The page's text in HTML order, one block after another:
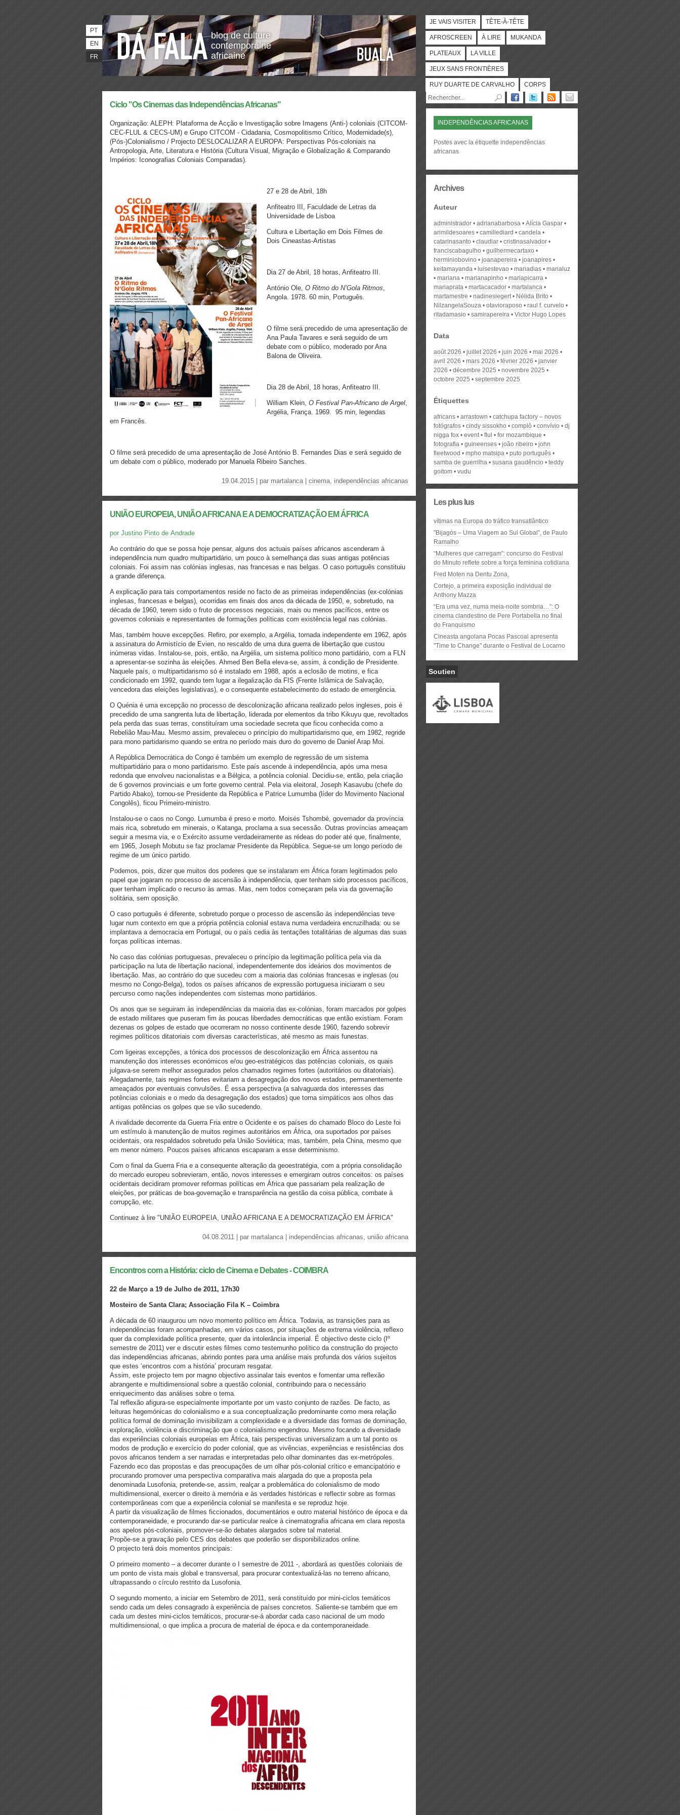
blog de culture
contemporaine
africaine
PT
EN
FR
JE VAIS VISITER TÊTE-À-TÊTE
AFROSCREEN À LIRE MUKANDA
PLATEAUX LA VILLE
JEUX SANS FRONTIÈRES
RUY DUARTE DE CARVALHO CORPS
Ciclo "Os Cinemas das Independências Africanas"
Organização: ALEPH: Plataforma de Acção e Investigação sobre Imagens (Anti-) coloniais (CITCOM-
CEC-FLUL & CECS-UM) e Grupo CITCOM - Cidadania, Cosmopolitismo Crítico, Modernidade(s),
(Pós-)Colonialismo / Projecto DESLOCALIZAR A EUROPA: Perspectivas Pós-coloniais na
Antropologia, Arte, Literatura e História (Cultura Visual, Migração e Globalização & Comparando
Impérios: Iconografias Coloniais Comparadas).
27 e 28 de Abril, 18h
Anfiteatro III, Faculdade de Letras da
Universidade de Lisboa
Cultura e Libertação em Dois Filmes de
Dois Cineastas-Artistas
Dia 27 de Abril, 18 horas, Anfiteatro III.
António Ole, O Ritmo do N’Gola Ritmos,
Angola. 1978. 60 min, Português.
O filme será precedido de uma apresentação de
Ana Paula Tavares e será seguido de um
debate com o público, moderado por Ana
Balona de Oliveira.
Dia 28 de Abril, 18 horas, Anfiteatro III.
William Klein, O Festival Pan-Africano de Argel,
Argélia, França. 1969. 95 min, legendas
em Francês.
O filme será precedido de uma apresentação de José António B. Fernandes Dias e será seguido de
um debate com o público, moderado por Manuela Ribeiro Sanches.
19.04.2015 | par martalanca| cinema, independências africanas
UNIÃO EUROPEIA, UNIÃO AFRICANA E A DEMOCRATIZAÇÃO EM ÁFRICA
por Justino Pinto de Andrade
Ao contrário do que se possa hoje pensar, alguns dos actuais países africanos ascenderam à
independência num quadro multipartidário, um pouco à semelhança das suas antigas potências
coloniais. Foi assim nas colónias inglesas, nas francesas e nas belgas. O caso português constituiu
a grande diferença.
A explicação para tais comportamentos reside no facto de as primeiras independências (ex-colónias
inglesas, francesas e belgas), ocorridas em finais dos anos da década de 1950, e, sobretudo, na
década de 1960, terem sido o fruto de processos negociais, mais ou menos pacíficos, entre os
governos coloniais e representantes de formações políticas com existência legal nas colónias.
Mas, também houve excepções. Refiro, por exemplo, a Argélia, tornada independente em 1962, após
a assinatura do Armistício de Evien, no rescaldo de uma dura guerra de libertação que custou
inúmeras vidas. Instalou-se, pois, então, na Argélia, um sistema político mono partidário, com a FLN
a apresentar-se sozinha às eleições. Ahmed Ben Bella eleva-se, assim, à condição de Presidente.
Naquele país, o multipartidarismo só é instalado em 1988, após a eclosão de motins, e fica
condicionado em 1992, quando tem lugar a ilegalização da FIS (Frente Islâmica de Salvação,
vencedora das eleições legislativas), e o consequente estabelecimento do estado de emergência.
O Quénia é uma excepção no processo de descolonização africana realizado pelos ingleses, pois é
precedido de uma sangrenta luta de libertação, liderada por elementos da tribo Kikuyu que, revoltados
pela perda das suas terras, constituíram uma sociedade secreta que ficou conhecida como a
Rebelião Mau-Mau. Mesmo assim, prevaleceu o princípio do multipartidarismo que, em 1982, regride
para mono partidarismo quando se entra no período mais duro do governo de Daniel Arap Moi.
A República Democrática do Congo é também um exemplo de regressão de um sistema
multipartidário para o mono partidarismo. Este país ascende à independência, após uma mesa
redonda que envolveu nacionalistas e a Bélgica, a potência colonial. Decidiu-se, então, pela criação
de 6 governos provinciais e um forte governo central. Pela via eleitoral, Joseph Kasavubu (chefe do
Partido Abako), tornou-se Presidente da República e Patrice Lumumba (líder do Movimento Nacional
Congolês), ficou Primeiro-ministro.
Instalou-se o caos no Congo. Lumumba é preso e morto. Moisés Tshombé, governador da província
mais rica, sobretudo em minerais, o Katanga, proclama a sua secessão. Outras províncias ameaçam
seguir a mesma via, e o Exército assume verdadeiramente as rédeas do poder até que, finalmente,
em 1965, Joseph Mobutu se faz proclamar Presidente da República. Segue-se um longo período de
regime de um único partido.
Podemos, pois, dizer que muitos dos poderes que se instalaram em África foram legitimados pelo
papel que jogaram no processo de ascensão à independência, quer tenham sido processos pacíficos,
quer tenham implicado o recurso às armas. Mas, nem todos começaram pela via da governação
solitária, sem oposição.
O caso português é diferente, sobretudo porque o processo de ascensão às independências teve
lugar num contexto em que a própria potência colonial estava numa verdadeira encruzilhada: ou se
implantava a democracia em Portugal, ou o país cedia às tentações totalitárias de algumas das suas
forças políticas internas.
No caso das colónias portuguesas, prevaleceu o princípio da legitimação política pela via da
participação na luta de libertação nacional, independentemente dos ideários dos movimentos de
libertação. Mas, ao contrário do que sucedeu com a maioria das colónias francesas e inglesas (ou
mesmo no Congo-Belga), todos os países africanos de expressão portuguesa iniciaram o seu
percurso como nações independentes com sistemas mono partidários.
Os anos que se seguiram às independências da maioria das ex-colónias, foram marcados por golpes
de estado militares que puseram fim às poucas liberdades democráticas que então existiam. Foram
dezenas os golpes de estado que ocorreram no nosso continente desde 1960, fazendo sobrevir
regimes políticos ditatoriais com diversas características, até mesmo as mais funestas.
Com ligeiras excepções, a tónica dos processos de descolonização em África assentou na
manutenção dos interesses económicos e/ou geo-estratégicos das potências coloniais, os quais
julgava-se serem melhor assegurados pelos chamados regimes fortes (autoritários ou ditatoriais).
Alegadamente, tais regimes fortes evitariam a desagregação dos novos estados, permanentemente
ameaçados por eventuais convulsões. É essa perspectiva (a salvaguarda dos interesses das
potências coloniais e o medo da desagregação dos estados) que torna simpáticos aos olhos das
antigas potências os golpes que se vão sucedendo.
A rivalidade decorrente da Guerra Fria entre o Ocidente e os países do chamado Bloco do Leste foi
um estímulo à manutenção de muitos regimes autoritários em África, ora suportados por países
ocidentais, ora respaldados sobretudo pela União Soviética; mas, também, pela China, mesmo que
em menor número. Poucos países africanos escaparam a esse determinismo.
Com o final da Guerra Fria e a consequente alteração da geoestratégia, com a própria consolidação
do mercado europeu sobrevieram, então, novos interesses e emergiram outros conceitos: os países
ocidentais decidiram promover reformas políticas em África que passariam pela realização de
eleições, por práticas de boa-governação e transparência na gestão da coisa pública, combate à
corrupção, etc.
Continuez à lire "UNIÃO EUROPEIA, UNIÃO AFRICANA E A DEMOCRATIZAÇÃO EM ÁFRICA"
04.08.2011 | par martalanca| independências africanas, união africana
Encontros com a História: ciclo de Cinema e Debates - COIMBRA
22 de Março a 19 de Julho de 2011, 17h30
Mosteiro de Santa Clara; Associação Fila K – Coimbra
A década de 60 inaugurou um novo momento político em África. Todavia, as transições para as
independências foram acompanhadas, em vários casos, por situações de extrema violência, reflexo
quer da complexidade política presente, quer da intolerância imperial. É objectivo deste ciclo (Iº
semestre de 2011) ver e discutir estes filmes como testemunho político da construção do projecto
das independências africanas, abrindo pontes para uma análise mais profunda dos vários sujeitos
que estes ‘encontros com a história’ procuram resgatar.
Assim, este projecto tem por magno objectivo assinalar tais eventos e fomentar uma reflexão
abrangente e multidimensional sobre a questão colonial, contribuindo para o necessário
enriquecimento das análises sobre o tema.
Tal reflexão afigura-se especialmente importante por um vasto conjunto de razões. De facto, as
leituras hegemónicas do colonialismo e a sua conceptualização predominante como mera relação
política formal de dominação invisibilizam a complexidade e a diversidade das formas de dominação,
exploração, violência e discriminação que o colonialismo engendrou. Mesmo focando a diversidade
das experiências coloniais europeias em África, tais perspectivas universalizam a um tal ponto os
modos de produção e exercício do poder colonial, que as vivências, experiências e resistências dos
povos africanos tendem a ser narradas e interpretadas pelo olhar dominantes das ex-metrópoles.
Fazendo eco das propostas e das preocupações de um olhar pós-colonial crítico e emancipatório e
procurando promover uma perspectiva comparativa mais alargada do que a proposta pela
denominada Lusofonia, pretende-se, assim, realçar a problemática do colonialismo de modo
multidimensional, exercer o direito à memória e às verdades históricas e reflectir sobre as formas
contemporâneas com que a experiência colonial se manifesta e se reproduz hoje.
A partir da visualização de filmes ficcionados, documentários e outro material histórico de época e da
contemporaneidade, e procurando dar-se particular realce à cinematografia africana em clara reposta
aos apelos pós-coloniais, promover-se-ão debates alargados sobre tal material.
Propõe-se a gravação pelo CES dos debates que poderão ser disponibilizados online.
O projecto terá dois momentos principais:
O primeiro momento – a decorrer durante o I semestre de 2011 -, abordará as questões coloniais de
um ponto de vista mais global e transversal, para procurar contextualizá-las no terreno africano,
ultrapassando o círculo restrito da Lusofonia.
O segundo momento, a iniciar em Setembro de 2011, será constituído por mini-ciclos temáticos
sendo cada um deles consagrado à experiência de países concretos. Saliente-se também que em
cada um destes mini-ciclos temáticos, procurar-se-á abordar cada caso nacional de um modo
multidimensional, o que implica a procura de material de época e da contemporaneidade.
INDEPENDÊNCIAS AFRICANAS
Postes avec la étiquette independências
africanas
Archives
Auteur
administrador adrianabarbosa
Alícia Gaspar
arimildesoares
camillediard
candela
catarinasanto
claudiar
cristinasalvador
franciscabagulho
guilhermecartaxo
herminiobovino
joanapereira
joanapires
keitamayanda
luisestevao mariadias
marialuz
mariana
marianapinho
mariapicarra
mariaprata
martacacador
martalanca
martamestre
nadinesiegert
Nélida Brito
NilzangelaSouza
otavioraposo
raul f. curvelo
ritadamasio
samirapereira Victor Hugo Lopes
Data
août 2026 juillet 2026 juin 2026
mai 2026
avril 2026
mars 2026 février 2026
janvier
2026
décembre 2025
novembre 2025
octobre 2025
septembre 2025
Étiquettes
africans arrastown
catchupa factory – novos
fotógrafos
cindy sissokho complô convívio
dj
nigga fox
event flul
for mozambique
fotografia
guineenses joão ribeiro
john
fleetwood
mpho matsipa
puto português
samba de guerrilha
susana gaudêncio
teddy
goitom
vudu
Les plus lus
vítimas na Europa do tráfico transatlântico
"Bijagós – Uma Viagem ao Sul Global", de Paulo
Ramalho
“Mulheres que carregam”: concurso do Festival
do Minuto reflete sobre a força feminina cotidiana
Fred Moten na Dentu Zona,
Cortejo, a primeira exposição individual de
Anthony Mazza
“Era uma vez, numa meia-noite sombria…”: O
cinema clandestino de Pere Portabella no final
do Franquismo
Cineasta angolana Pocas Pascoal apresenta
"Time to Change" durante o Festival de Locarno
Soutien